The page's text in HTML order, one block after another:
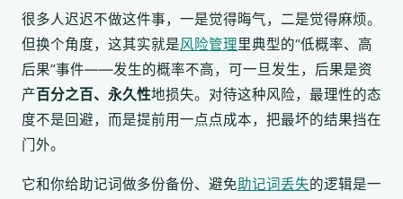
很多人迟迟不做这件事，一是觉得晦气，二是觉得麻烦。
但换个角度，这其实就是风险管理里典型的“低概率、高
后果”事件——发生的概率不高，可一旦发生，后果是资
产百分之百、永久性地损失。对待这种风险，最理性的态
度不是回避，而是提前用一点点成本，把最坏的结果挡在
门外。
它和你给助记词做多份备份、避免助记词丢失的逻辑是一